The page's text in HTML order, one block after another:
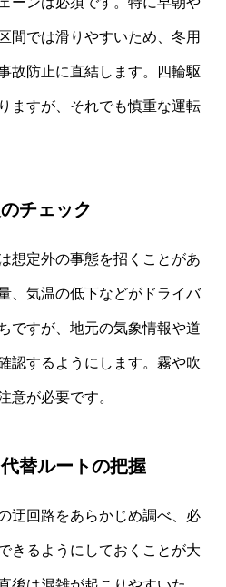
間では滑りやすいため、冬用
故防止に直結します。四輪駆
ますが、それでも慎重な運転
チェック
想定外の事態を招くことがあ
、気温の低下などがドライバ
ですが、地元の気象情報や道
認するようにします。霧や吹
意が必要です。
替ルートの把握
迂回路をあらかじめ調べ、必
きるようにしておくことが大